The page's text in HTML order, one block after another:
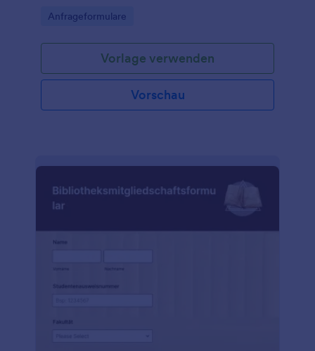
Go to Category:
Anfrageformulare
Vorlage verwenden
Vorschau